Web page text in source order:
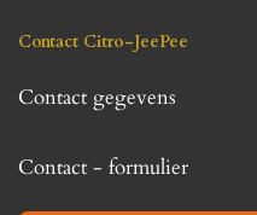
Contact Citro-JeePee
Contact gegevens
Contact - formulier